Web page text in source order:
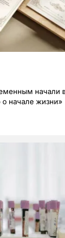
начали
о начале жизни»